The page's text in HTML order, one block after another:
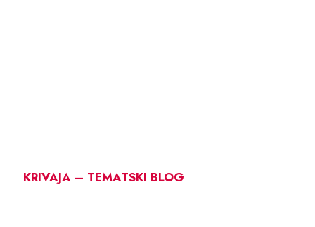
KRIVAJA – TEMATSKI BLOG